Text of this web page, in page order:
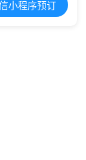
小程序预订